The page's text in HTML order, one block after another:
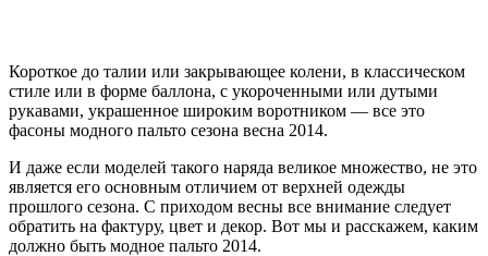
Короткое до талии или закрывающее колени, в классическом
стиле или в форме баллона, с укороченными или дутыми
рукавами, украшенное широким воротником — все это
фасоны модного пальто сезона весна 2014.
И даже если моделей такого наряда великое множество, не это
является его основным отличием от верхней одежды
прошлого сезона. С приходом весны все внимание следует
обратить на фактуру, цвет и декор. Вот мы и расскажем, каким
должно быть модное пальто 2014.